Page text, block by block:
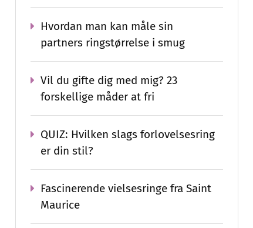
Hvordan man kan måle sin
partners ringstørrelse i smug
Vil du gifte dig med mig? 23
forskellige måder at fri
QUIZ: Hvilken slags forlovelsesring
er din stil?
Fascinerende vielsesringe fra Saint
Maurice